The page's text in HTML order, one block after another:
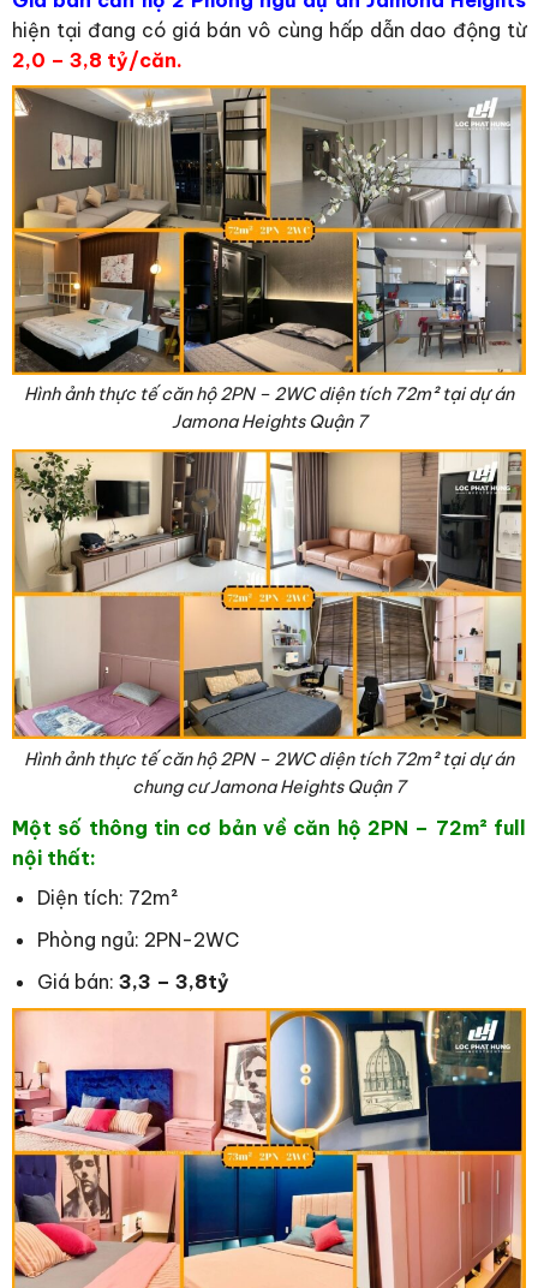
hiện tại đang có giá bán vô cùng hấp dẫn dao động từ
2,0 – 3,8 tỷ/căn.
Hình ảnh thực tế căn hộ 2PN – 2WC diện tích 72m²tại dự án
Jamona Heights Quận 7
Hình ảnh thực tế căn hộ 2PN – 2WC diện tích 72m²tại dự án
chung cư Jamona Heights Quận 7
Một số thông tin cơ bản về căn hộ 2PN – 72m² full
nội thất:
Diện tích: 72m²
Phòng ngủ: 2PN-2WC
Giá bán: 3,3 – 3,8tỷ